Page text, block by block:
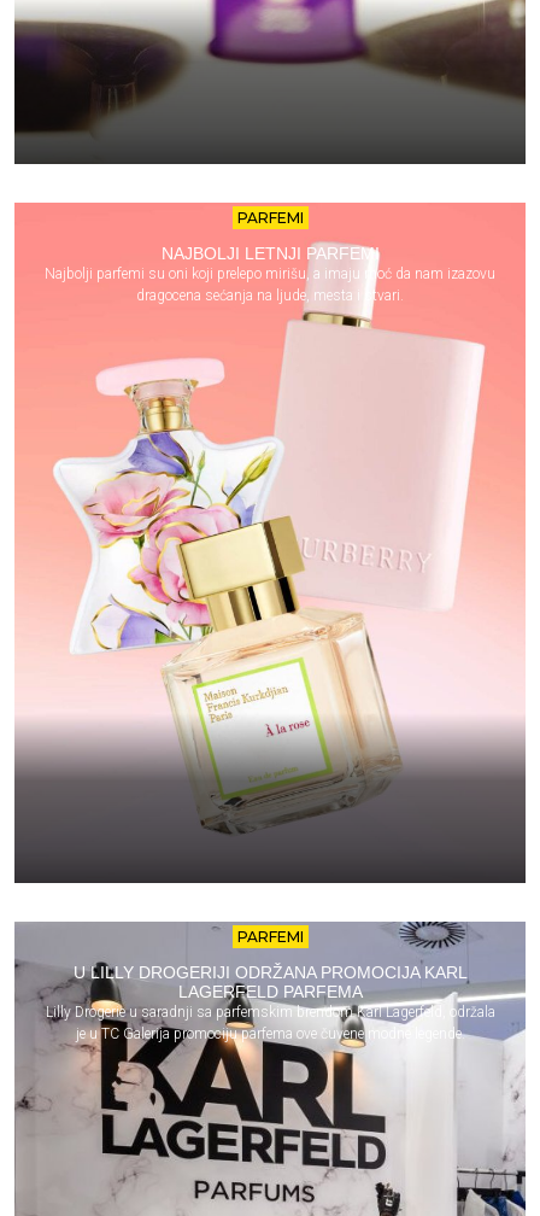
PARFEMI
NAJBOLJI LETNJI PARFEMI
Najbolji parfemi su oni koji prelepo mirišu, a imaju moć da nam izazovu
dragocena sećanja na ljude, mesta i stvari.
PARFEMI
U LILLY DROGERIJI ODRŽANA PROMOCIJA KARL
LAGERFELD PARFEMA
Lilly Drogerie u saradnji sa parfemskim brendom Karl Lagerfeld, održala
je u TC Galerija promociju parfema ove čuvene modne legende.